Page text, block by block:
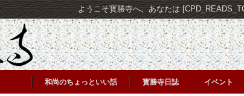
ようこそ寳勝寺へ。あなたは
和尚のちょっといい話 寳勝寺日誌 イベント